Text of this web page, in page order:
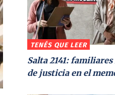
TENÉS QUE LEER
Salta 2141:
de justicia en el